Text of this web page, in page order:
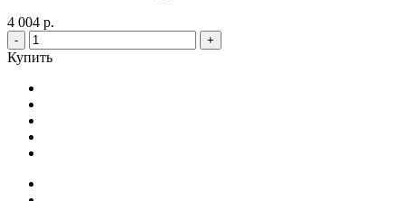
4 004 р.
- +
Купить